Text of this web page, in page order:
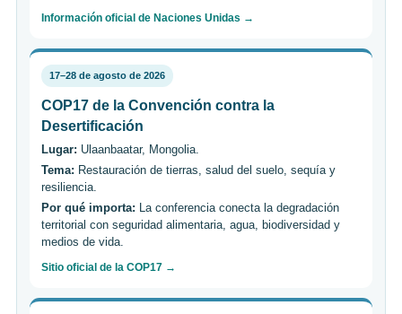
Información oficial de Naciones Unidas →
17–28 de agosto de 2026
COP17 de la Convención contra la
Desertificación
Lugar: Ulaanbaatar, Mongolia.
Tema: Restauración de tierras, salud del suelo, sequía y
resiliencia.
Por qué importa: La conferencia conecta la degradación
territorial con seguridad alimentaria, agua, biodiversidad y
medios de vida.
Sitio oficial de la COP17 →